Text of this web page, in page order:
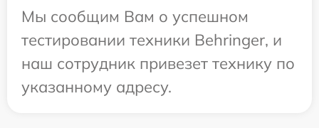
Мы сообщим Вам о успешном
тестировании техники Behringer, и
наш сотрудник привезет технику по
указанному адресу.